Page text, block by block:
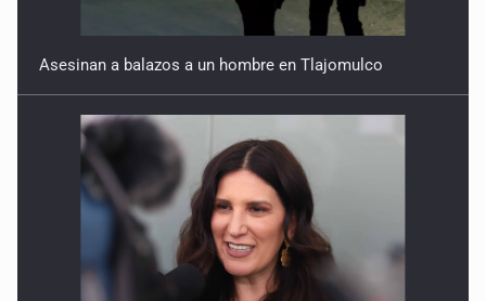
Asesinan a balazos a un hombre en Tlajomulco